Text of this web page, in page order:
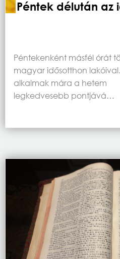
Péntek délután az
Péntekenként másfél órát
magyar idősotthon
alkalmak mára a hetem
legkedvesebb pontjává…